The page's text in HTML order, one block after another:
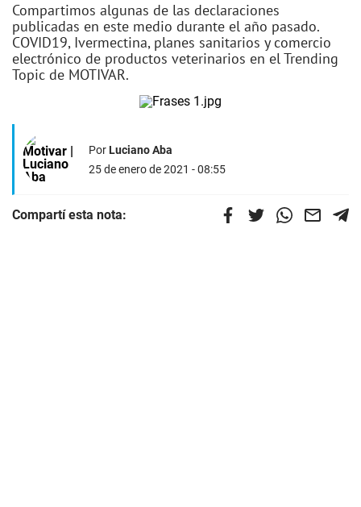
Compartimos algunas de las declaraciones
publicadas en este medio durante el año pasado.
COVID19, Ivermectina, planes sanitarios y comercio
electrónico de productos veterinarios en el Trending
Topic de MOTIVAR.
PorLuciano Aba
25 de enero de 2021 - 08:55
Compartí esta nota: